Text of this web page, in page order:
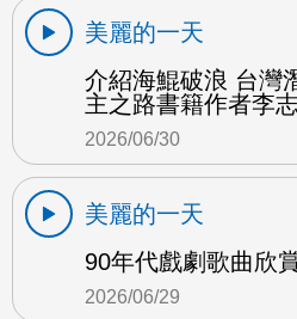
美麗的一天
介紹海鯤破浪 台灣
主之路書籍作者李
2026/06/30
美麗的一天
90年代戲劇歌曲欣
2026/06/29